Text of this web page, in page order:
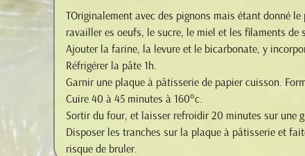
TOriginalement avec des pignons mais étant donné
ravailler es oeufs, le sucre, le miel et les filaments
Ajouter la farine, la levure et le bicarbonate, y
Réfrigérer la pâte 1h.
Garnir une plaque à pâtisserie de papier cuisson.
Cuire 40 à 45 minutes à 160°c.
Sortir du four, et laisser refroidir 20 minutes sur une
Disposer les tranches sur la plaque à pâtisserie et
risque de bruler.